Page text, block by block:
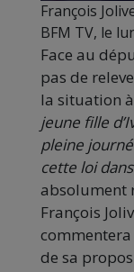
François
BFM TV, le
Face au
pas de
la situation
jeune fille
pleine
cette loi
absolument
François
de sa